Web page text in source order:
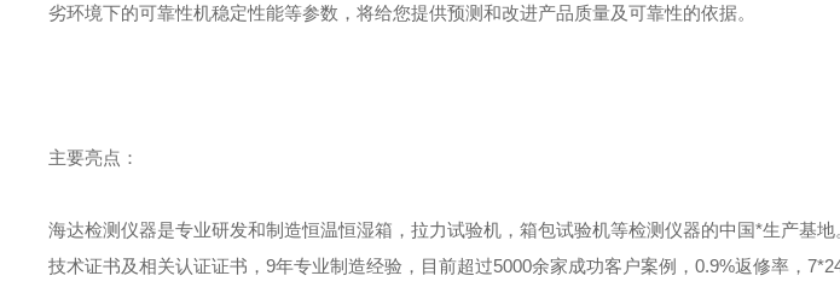
劣环境下的可靠性机稳定性能等参数，将给您提供预测和改进产品质量及可靠性的依据。
主要亮点：
海达检测仪器是专业研发和制造恒温恒湿箱，拉力试验机，箱包试验机等检测仪器的中国*生产基
技术证书及相关认证证书，9年专业制造经验，目前超过5000余家成功客户案例，0.9%返修率，7*24